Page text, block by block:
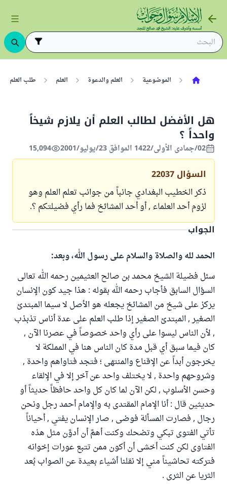
الموضوعية العلم والدعوة العلم طلب العلم
هل الأفضل لطالب العلم أن يلازم شيخاً
واحداً ؟
02/جمادى الأولى/1422 الموافق 23/يوليو/2001 15,094
السؤال 22037
ذكر الخطيب البغدادي جانباً من جوانب تعلم العلم وهو
لزوم أحد العلماء , أو أحد المشائخ فما رأي فضيلتكم ؟.
الجواب
الحمد لله والصلاة والسلام على رسول الله، وبعد:
سئل فضيلة الشيخ محمد بن صالح العثيمين رحمه الله تعالى
السؤال السابق فأجاب رحمه الله بقوله : هذا جيد كون الإنسان
يركز على شيخ من المشائخ يجعله هو الأصل لا سيما المبتدئ
الصغير , المبتدئ الصغير إذا طلب العلم على عدة أناس تذبذب
, لأن الناس ليسوا على رأي واحد خصوصاً في عصرنا الآن ,
كان فيما سبق أي قبل مدة كان الناس هنا في المملكة لا
يخرجون أبداً عن الإقناع والمنتهى ؛ فتجد فتاواهم واحدة ,
وشروحهم واحدة , لا يختلف واحد عن آخر إلا في الإلقاء
وحسن الأسلوب , لكن الآن لما كان كل واحد حافظاً حديثاً أو
حديثين قال : أنا الإمام المقتدى به والإمام أحمد رجل ونحن
رجال , فصارت المسألة فوضى , صار الإنسان يفتي , أحياناً
تأتي الفتوى تبكي وتضحك وكنت أهمَّ أن أدوَّن مثل هذه
الفتاوى لكن كنت أخشى أن أكون ممن تتبع عورات إخوانه
فتركته تحاشيناً مني إلا نقلنا أشياء بعيدة عن الصواب بُعد
الثريا عن الثرى .